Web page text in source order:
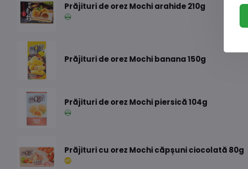
Prăjituri de orez Mochi arahide 210g
Prăjituri de orez Mochi banana 150g
Prăjituri de orez Mochi piersică 104g
Prăjituri cu orez Mochi căpșuni ciocolată 80g